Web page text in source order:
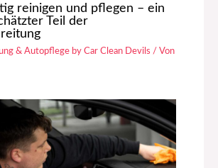
reinigen und pflegen – ein
Teil der
& Autopflege by Car Clean Devils / Von